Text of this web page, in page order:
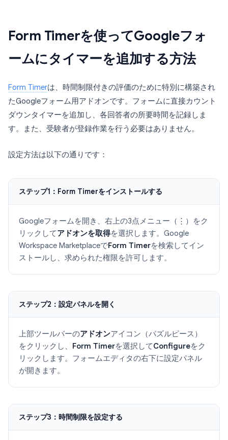
Form Timerを使ってGoogleフォ
ームにタイマーを追加する方法
Form Timerは、時間制限付きの評価のために特別に構築され
たGoogleフォーム用アドオンです。フォームに直接カウント
ダウンタイマーを追加し、各回答者の所要時間を記録しま
す。また、受験者が登録作業を行う必要はありません。
設定方法は以下の通りです：
ステップ1：Form Timerをインストールする
Googleフォームを開き、右上の3点メニュー（⋮）をク
リックしてアドオンを取得を選択します。Google
Workspace MarketplaceでForm Timerを検索してイン
ストールし、求められた権限を許可します。
ステップ2：設定パネルを開く
上部ツールバーのアドオンアイコン（パズルピース）
をクリックし、
Form Timerを選択してConfigureをク
リックします。フォームエディタの右下に設定パネル
が開きます。
ステップ3：時間制限を設定する